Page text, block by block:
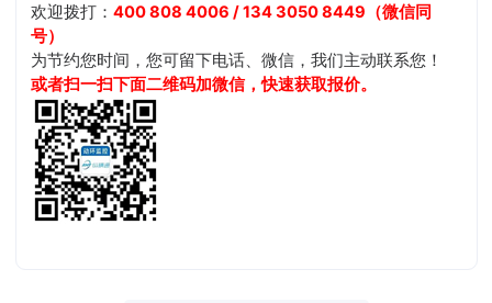
欢迎拨打：400 808 4006 / 134 3050 8449（微信同
号）
为节约您时间，您可留下电话、微信，我们主动联系您！
或者扫一扫下面二维码加微信，快速获取报价。